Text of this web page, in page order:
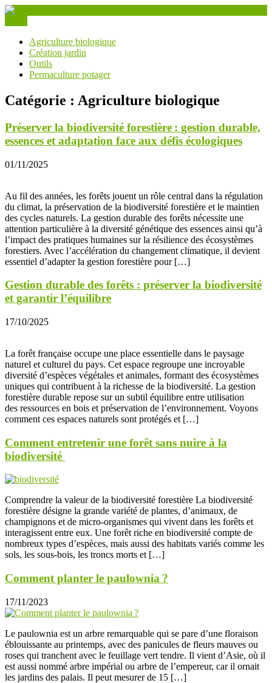
Skip
Culturia
Agriculture biologique
Création jardin
Outils
Permaculture potager
Catégorie : Agriculture biologique
Préserver la biodiversité forestière : gestion durable,
essences et adaptation face aux défis écologiques
01/11/2025
Au fil des années, les forêts jouent un rôle central dans la régulation
du climat, la préservation de la biodiversité forestière et le maintien
des cycles naturels. La gestion durable des forêts nécessite une
attention particulière à la diversité génétique des essences ainsi qu’à
l’impact des pratiques humaines sur la résilience des écosystèmes
forestiers. Avec l’accélération du changement climatique, il devient
essentiel d’adapter la gestion forestière pour […]
Gestion durable des forêts : préserver la biodiversité
et garantir l’équilibre
17/10/2025
La forêt française occupe une place essentielle dans le paysage
naturel et culturel du pays. Cet espace regroupe une incroyable
diversité d’espèces végétales et animales, formant des écosystèmes
uniques qui contribuent à la richesse de la biodiversité. La gestion
forestière durable repose sur un subtil équilibre entre utilisation
des ressources en bois et préservation de l’environnement. Voyons
comment ces espaces naturels sont protégés et […]
Comment entretenir une forêt sans nuire à la
biodiversité
Comprendre la valeur de la biodiversité forestière La biodiversité
forestière désigne la grande variété de plantes, d’animaux, de
champignons et de micro-organismes qui vivent dans les forêts et
interagissent entre eux. Une forêt riche en biodiversité compte de
nombreux types d’espèces, mais aussi des habitats variés comme les
sols, les sous-bois, les troncs morts et […]
Comment planter le paulownia ?
17/11/2023
Le paulownia est un arbre remarquable qui se pare d’une floraison
éblouissante au printemps, avec des panicules de fleurs mauves ou
roses qui tranchent avec le feuillage vert tendre. Il vient d’Asie, où il
est aussi nommé arbre impérial ou arbre de l’empereur, car il ornait
les jardins des palais. Il peut mesurer de 15 […]